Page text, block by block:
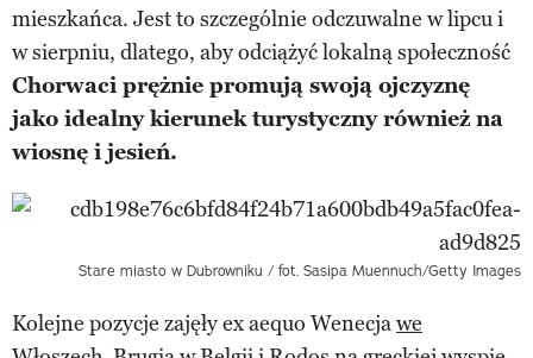
mieszkańca. Jest to szczególnie odczuwalne w lipcu i
w sierpniu, dlatego, aby odciążyć lokalną społeczność
Chorwaci prężnie promują swoją ojczyznę
jako idealny kierunek turystyczny również na
wiosnę i jesień.
Stare miasto w Dubrowniku / fot. Sasipa Muennuch/Getty Images
Kolejne pozycje zajęły ex aequo Wenecjawe